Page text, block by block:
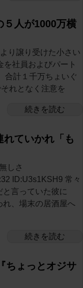
５人が1000万横
り譲り受けた小さい
を社員およびパート
合計１千万ちょいぐ
れとなく注意を
続きを読む
れていかれ「も
しさ
ID:U3s1KSH9 常々
言っていた彼に
れ、場末の居酒屋へ
続きを読む
ちょっとオジサ